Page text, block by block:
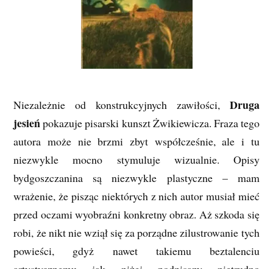
Niezależnie od konstrukcyjnych zawiłości, Druga
jesieńpokazuje pisarski kunszt Żwikiewicza. Fraza tego
autora może nie brzmi zbyt współcześnie, ale i tu
niezwykle mocno stymuluje wizualnie. Opisy
bydgoszczanina są niezwykle plastyczne – mam
wrażenie, że pisząc niektórych z nich autor musiał mieć
przed oczami wyobraźni konkretny obraz. Aż szkoda się
robi, że nikt nie wziął się za porządne zilustrowanie tych
powieści, gdyż nawet takiemu beztalenciu